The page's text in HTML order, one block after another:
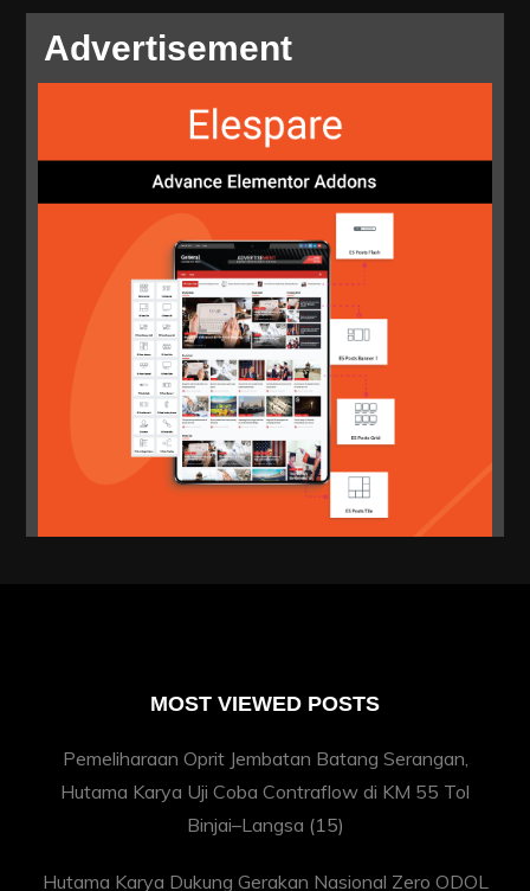
Advertisement
MOST VIEWED POSTS
Pemeliharaan Oprit Jembatan Batang Serangan,
Hutama Karya Uji Coba Contraflow di KM 55 Tol
Binjai–Langsa (15)
Hutama Karya Dukung Gerakan Nasional Zero ODOL